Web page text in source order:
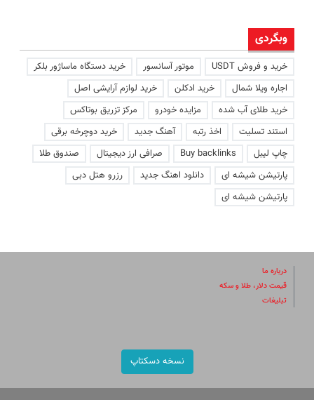
وبگردی
خرید و فروش USDT موتور آسانسور
خرید دستگاه ماساژور بلکر
اجاره ویلا شمال
خرید ادکلن
خرید لوازم آرایشی اصل
خرید طلای آب شده
مزایده خودرو
مرکز تزریق بوتاکس
استند تسلیت
اخذ رتبه آهنگ جدید
خرید دوچرخه برقی
چاپ لیبل
Buy backlinks صرافی ارز دیجیتال
صندوق طلا
پارتیشن شیشه ای
دانلود اهنگ جدید
رزرو هتل دبی
پارتیشن شیشه ای
درباره ما
قیمت دلار، طلا و سکه
تبلیغات
نسخه دسکتاپ